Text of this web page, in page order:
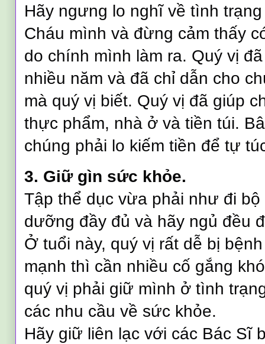
Hãy ngưng lo nghĩ về tình
Cháu mình và đừng cảm thấy
do chính mình làm ra. Quý vị
nhiều năm và đã chỉ dẫn cho
mà quý vị biết. Quý vị đã giúp
thực phẩm, nhà ở và tiền túi.
chúng phải lo kiếm tiền để tự
3. Giữ gìn sức khỏe.
Tập thể dục vừa phải như đi bộ
dưỡng đầy đủ và hãy ngủ đều
Ở tuổi này, quý vị rất dễ bị
mạnh thì cần nhiều cố gắng
quý vị phải giữ mình ở tình
các nhu cầu về sức khỏe.
Hãy giữ liên lạc với các Bác Sĩ